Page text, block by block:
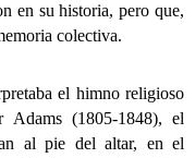
en su historia, pero que,
colectiva.
el himno religioso
Adams (1805-1848), el
al pie del altar, en el